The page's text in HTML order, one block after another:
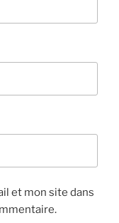
et mon site dans